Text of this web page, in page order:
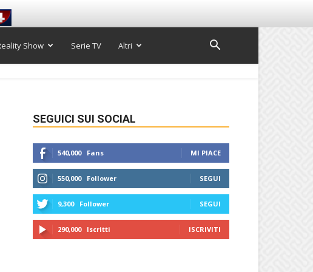
Show Serie TV Altri
SEGUICI SUI SOCIAL
540,000 Fans MI PIACE
550,000 Follower SEGUI
9,300 Follower SEGUI
290,000 Iscritti ISCRIVITI